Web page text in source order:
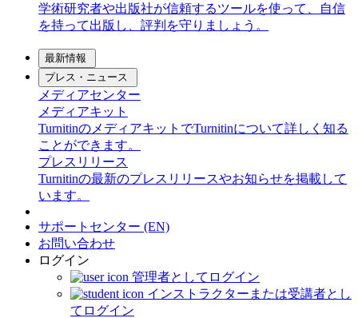
学術研究者や出版社が信頼するツールを使って、自信
を持って出版し、評判を守りましょう。
最新情報
プレス・ニュース
メディアセンター
メディアキット
TurnitinのメディアキットでTurnitinについて詳しく知る
ことができます。
プレスリリース
Turnitinの最新のプレスリリースやお知らせを掲載して
います。
サポートセンター (EN)
お問い合わせ
ログイン
管理者としてログイン
インストラクターまたは受講者とし
てログイン